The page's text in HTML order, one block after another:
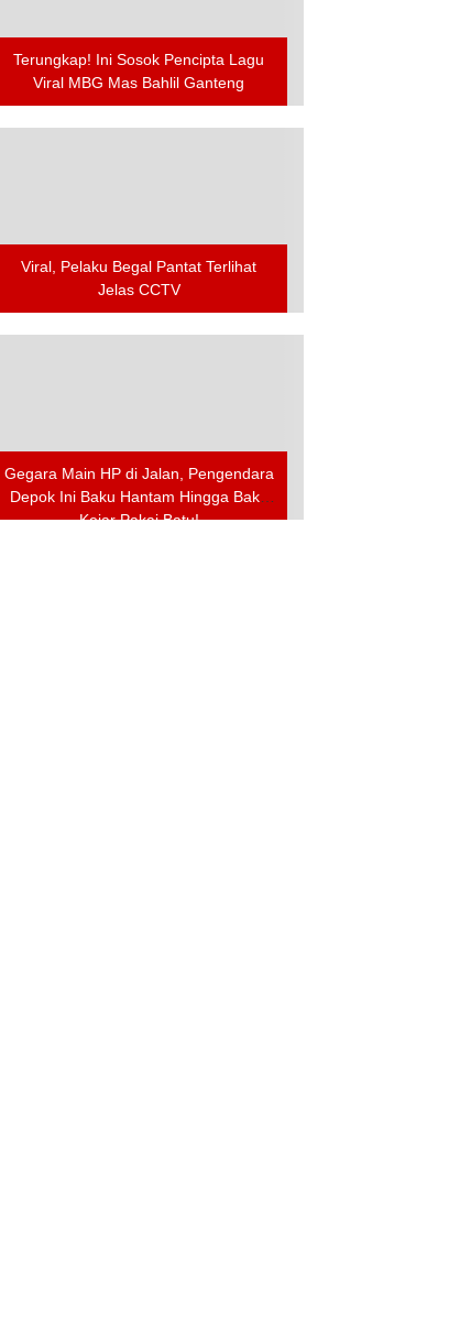
Terungkap! Ini Sosok Pencipta Lagu
Viral MBG Mas Bahlil Ganteng
Viral, Pelaku Begal Pantat Terlihat
Jelas CCTV
Gegara Main HP di Jalan, Pengendara
Depok Ini Baku Hantam Hingga Baku
Kejar Pakai Batu!